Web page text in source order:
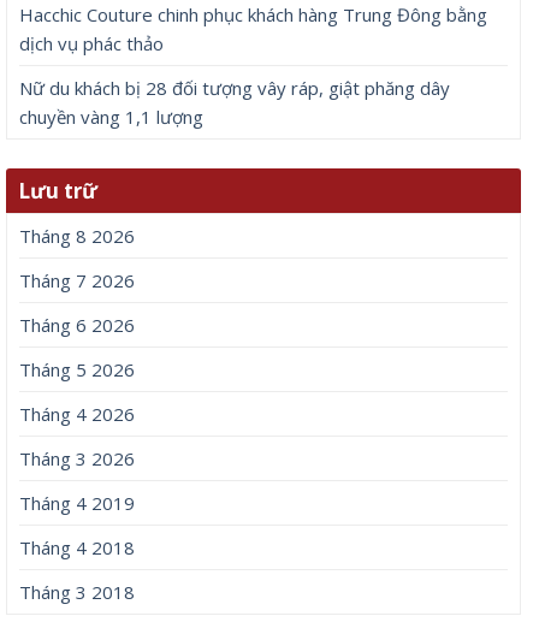
Hacchic Couture chinh phục khách hàng Trung Đông bằng
dịch vụ phác thảo
Nữ du khách bị 28 đối tượng vây ráp, giật phăng dây
chuyền vàng 1,1 lượng
Lưu trữ
Tháng 8 2026
Tháng 7 2026
Tháng 6 2026
Tháng 5 2026
Tháng 4 2026
Tháng 3 2026
Tháng 4 2019
Tháng 4 2018
Tháng 3 2018